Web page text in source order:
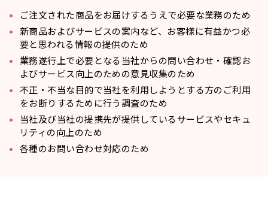
ご注文された商品をお届けするうえで必要な業務のため
新商品およびサービスの案内など、お客様に有益かつ必
要と思われる情報の提供のため
業務遂行上で必要となる当社からの問い合わせ・確認お
よびサービス向上のための意見収集のため
不正・不当な目的で当社を利用しようとする方のご利用
をお断りするために行う調査のため
当社及び当社の提携先が提供しているサービスやセキュ
リティの向上のため
各種のお問い合わせ対応のため